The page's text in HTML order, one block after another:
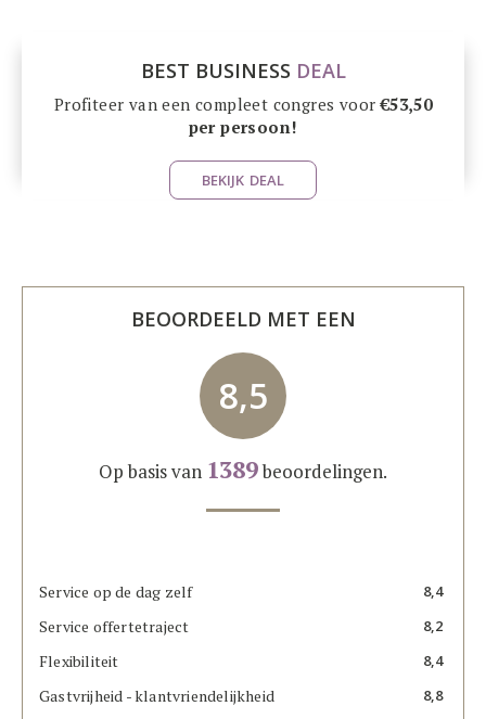
BEST BUSINESS DEAL
Profiteer van een compleet congres voor€53,50
per persoon!
BEKIJK DEAL
BEOORDEELD MET EEN
8,5
Op basis van 1389beoordelingen.
Service op de dag zelf 8,4
Service offertetraject 8,2
Flexibiliteit 8,4
Gastvrijheid - klantvriendelijkheid 8,8